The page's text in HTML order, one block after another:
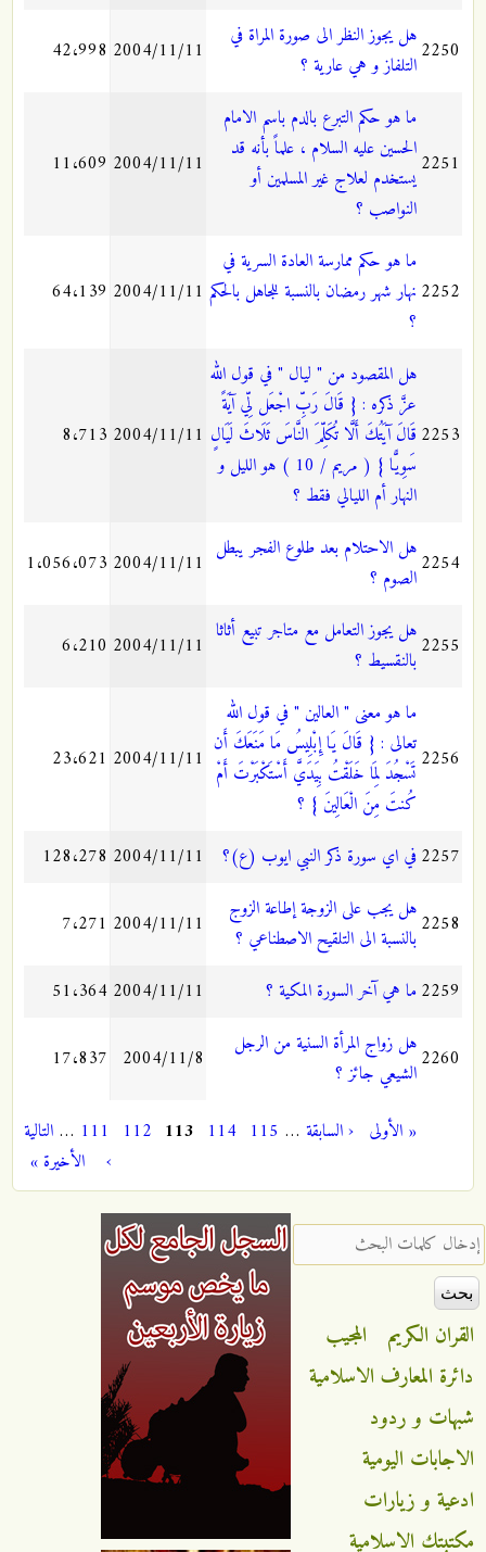
2250هل يجوز النظر الى صورة المراة في
التلفاز و هي عارية ؟
2004/11/11 42،998
2251
ما هو حكم التبرع بالدم باسم الامام
الحسين عليه السلام ، علماً بأنه قد
يستخدم لعلاج غير المسلمين أو
النواصب ؟
2004/11/11 11،609
2252
ما هو حكم ممارسة العادة السرية في
نهار شهر رمضان بالنسبة للجاهل بالحكم
؟
2004/11/11 64،139
2253
هل المقصود من " ليال " في قول الله
عزَّ ذكره : { قَالَ رَبِّ اجْعَل لِّي آيَةً
قَالَ آيَتُكَ أَلَّا تُكَلِّمَ النَّاسَ ثَلَاثَ لَيَالٍ
سَوِيًّا } ( مريم / 10 ) هو الليل و
النهار أم الليالي فقط ؟
2004/11/11 8،713
2254هل الاحتلام بعد طلوع الفجر يبطل
الصوم ؟
2004/11/11 1،056،073
2255هل يجوز التعامل مع متاجر تبيع أثاثا
بالنقسيط ؟
2004/11/11 6،210
2256
ما هو معنى " العالين " في قول الله
تعالى : { قَالَ يَا إِبْلِيسُ مَا مَنَعَكَ أَن
تَسْجُدَ لِمَا خَلَقْتُ بِيَدَيَّ أَسْتَكْبَرْتَ أَمْ
كُنتَ مِنَ الْعَالِينَ } ؟
2004/11/11 23،621
2257في اي سورة ذكر النبي ايوب (ع)؟ 2004/11/11 128،278
2258هل يجب على الزوجة إطاعة الزوج
بالنسبة الى التلقيح الاصطناعي ؟
2004/11/11 7،271
2259ما هي آخر السورة المكية ؟ 2004/11/11 51،364
2260هل زواج المرأة السنية من الرجل
الشيعي جائز ؟
2004/11/8 17،837
الصفحات« الأولى ‹ السابقة …
111 112 113 114 115
… التالية
›
الأخيرة »
‏إدخال كلمات البحث ‏
القران الكريم
المجيب
دائرة المعارف الاسلامية
شبهات و ردود
الاجابات اليومية
ادعية و زيارات
مكتبتك الاسلامية